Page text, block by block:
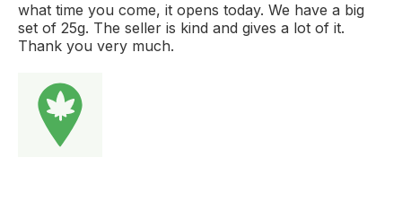
what time you come, it opens today. We have a big
set of 25g. The seller is kind and gives a lot of it.
Thank you very much.